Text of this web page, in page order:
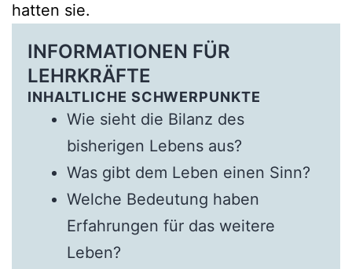
hatten sie.
INFORMATIONEN FÜR
LEHRKRÄFTE
INHALTLICHE SCHWERPUNKTE
Wie sieht die Bilanz des
bisherigen Lebens aus?
Was gibt dem Leben einen Sinn?
Welche Bedeutung haben
Erfahrungen für das weitere
Leben?